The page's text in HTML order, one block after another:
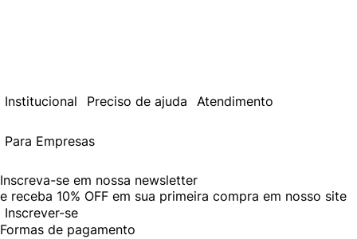
Institucional Preciso de ajuda Atendimento
Para Empresas
Inscreva-se em nossa newsletter
e receba 10% OFF em sua primeira compra em nosso site
Inscrever-se
Formas de pagamento